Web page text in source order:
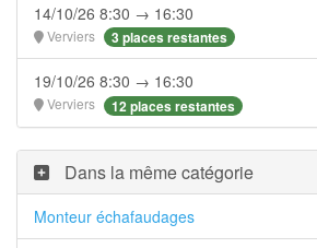
14/10/26 8:30 → 16:30
Verviers 3 places restantes
19/10/26 8:30 → 16:30
Verviers 12 places restantes
Dans la même catégorie
Monteur échafaudages